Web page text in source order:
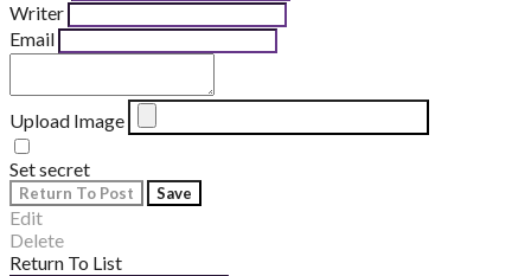
Writer
Email
Upload Image
Set secret
Return To Post Save
Edit
Delete
Return To List